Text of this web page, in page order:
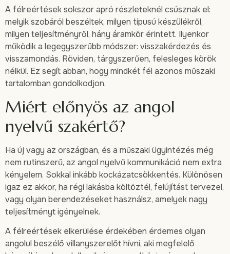
A félreértések sokszor apró részleteknél csúsznak el:
melyik szobáról beszéltek, milyen típusú készülékről,
milyen teljesítményről, hány áramkör érintett. Ilyenkor
működik a legegyszerűbb módszer: visszakérdezés és
visszamondás. Röviden, tárgyszerűen, felesleges körök
nélkül. Ez segít abban, hogy mindkét fél azonos műszaki
tartalomban gondolkodjon.
Miért előnyös az angol
nyelvű szakértő?
Ha új vagy az országban, és a műszaki ügyintézés még
nem rutinszerű, az angol nyelvű kommunikáció nem extra
kényelem. Sokkal inkább kockázatcsökkentés. Különösen
igaz ez akkor, ha régi lakásba költöztél, felújítást tervezel,
vagy olyan berendezéseket használsz, amelyek nagy
teljesítményt igényelnek.
A félreértések elkerülése érdekében érdemes olyan
angolul beszélő villanyszerelőt hívni, aki megfelelő